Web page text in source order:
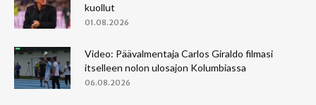
kuollut
01.08.2026
Video: Päävalmentaja Carlos Giraldo filmasi
itselleen nolon ulosajon Kolumbiassa
06.08.2026